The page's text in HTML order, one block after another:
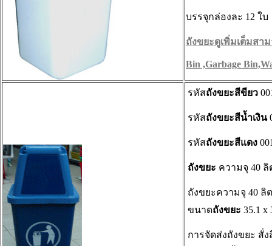
บรรจุกล่องละ 12 ใบ
ถังขยะดูเพิ่มเต็มสา
Bin ,Garbage
รหัสถังขยะสีขียว
รหัสถังขยะสีน้ำเงิน
รหัสถังขยะสีแดง
ถังขยะ ความจุ 40
ถังขยะความจุ 40 ลิ
ขนาดถังขยะ 35.1 x
การจัดส่งถังขยะ สั่